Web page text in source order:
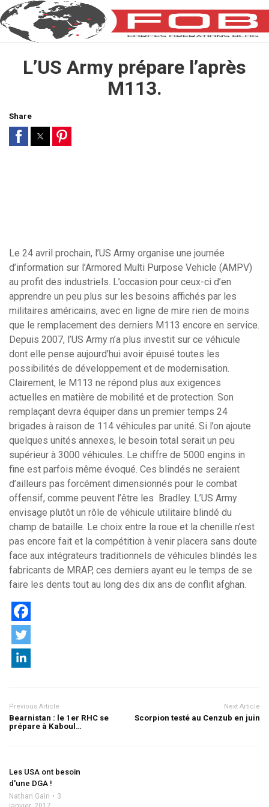
L’US Army prépare l’après
M113.
Share
Le 24 avril prochain, l’US Army organise une journée
d’information sur l’Armored Multi Purpose Vehicle (AMPV)
au profit des industriels. L’occasion pour ceux-ci d’en
apprendre un peu plus sur les besoins affichés par les
militaires américains, avec en ligne de mire rien de moins
que le remplacement des derniers M113 encore en service.
Depuis 2007, l’US Army n’a plus investit sur ce véhicule
dont elle pense aujourd’hui avoir épuisé toutes les
possibilités de développement et de modernisation.
Clairement, le M113 ne répond plus aux exigences
actuelles en matière de mobilité et de protection. Son
remplaçant devra équiper dans un premier temps 24
brigades à raison de 114 véhicules par unité. Si l’on ajoute
quelques unités annexes, le besoin total serait un peu
supérieur à 3000 véhicules. Le chiffre de 5000 engins in
fine est parfois même évoqué. Ces blindés ne seraient
d’ailleurs pas forcément dimensionnés pour le combat
offensif, comme peuvent l’être les Bradley. L’US Army
envisage plutôt un rôle de véhicule utilitaire blindé du
champ de bataille. Le choix entre la roue et la chenille n’est
pas encore fait et la compétition à venir placera sans doute
face aux intégrateurs traditionnels de véhicules blindés les
fabricants de MRAP, ces derniers ayant eu le temps de se
faire les dents tout au long des dix ans de conflit afghan.
Previous Article
Bearnistan : le 1er RHC se
prépare à Kaboul…
Next Article
Scorpion testé au Cenzub en juin
Les USA ont besoin
d'une DGA !
Nathan Gain
3